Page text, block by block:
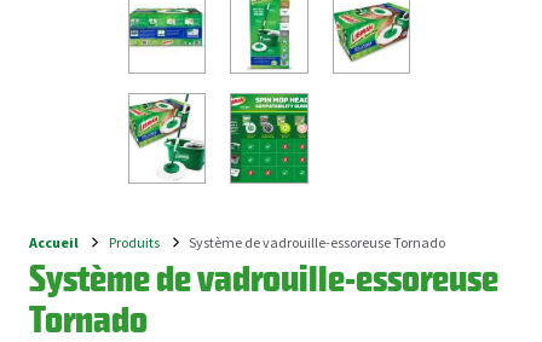
Breadcrumb
Accueil Produits Système de vadrouille-essoreuse Tornado
Système de vadrouille-essoreuse
Tornado